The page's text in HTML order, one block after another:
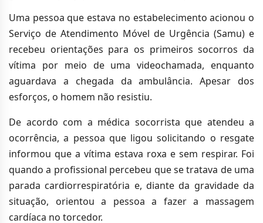
Uma pessoa que estava no estabelecimento acionou o
Serviço de Atendimento Móvel de Urgência (Samu) e
recebeu orientações para os primeiros socorros da
vítima por meio de uma videochamada, enquanto
aguardava a chegada da ambulância. Apesar dos
esforços, o homem não resistiu.
De acordo com a médica socorrista que atendeu a
ocorrência, a pessoa que ligou solicitando o resgate
informou que a vítima estava roxa e sem respirar. Foi
quando a profissional percebeu que se tratava de uma
parada cardiorrespiratória e, diante da gravidade da
situação, orientou a pessoa a fazer a massagem
cardíaca no torcedor.